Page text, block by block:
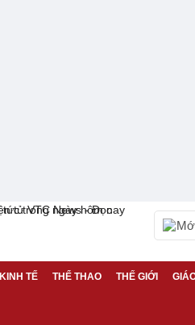
KINH TẾ THỂ THAO THẾ GIỚI